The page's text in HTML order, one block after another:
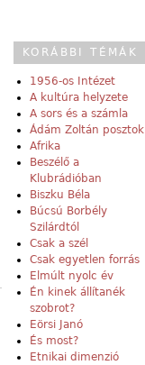
KORÁBBI TÉMÁK
1956-os Intézet
A kultúra helyzete
A sors és a számla
Ádám Zoltán posztok
Afrika
Beszélő a
Klubrádióban
Biszku Béla
Búcsú Borbély
Szilárdtól
Csak a szél
Csak egyetlen forrás
Elmúlt nyolc év
Én kinek állítanék
szobrot?
Eörsi Janó
És most?
Etnikai dimenzió